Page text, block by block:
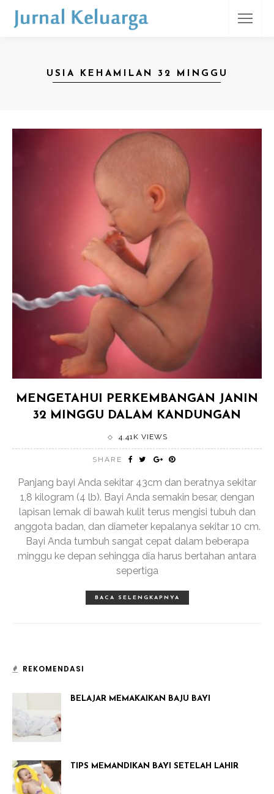
USIA KEHAMILAN 32 MINGGU
MENGETAHUI PERKEMBANGAN JANIN
32 MINGGU DALAM KANDUNGAN
4.41K VIEWS
SHARE
Panjang bayi Anda sekitar 43cm dan beratnya sekitar
1,8 kilogram (4 lb). Bayi Anda semakin besar, dengan
lapisan lemak di bawah kulit terus mengisi tubuh dan
anggota badan, dan diameter kepalanya sekitar 10 cm.
Bayi Anda tumbuh sangat cepat dalam beberapa
minggu ke depan sehingga dia harus bertahan antara
sepertiga
BACA SELENGKAPNYA
REKOMENDASI
BELAJAR MEMAKAIKAN BAJU BAYI
TIPS MEMANDIKAN BAYI SETELAH LAHIR